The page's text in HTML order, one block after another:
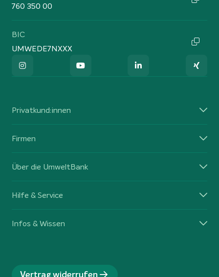
760 350 00
BIC
UMWEDE7NXXX
Privatkund:innen
Firmen
Über die UmweltBank
Hilfe & Service
Infos & Wissen
Vertrag widerrufen